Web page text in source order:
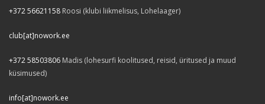
+372 56621158 Roosi (klubi liikmelisus, Lohelaager)
club[at]nowork.ee
+372 58503806 Madis (lohesurfi koolitused, reisid, üritused ja muud
küsimused)
info[at]nowork.ee